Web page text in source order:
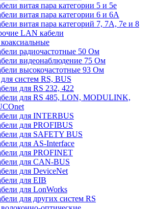
витая пара категории 5 и 5е
витая пара категории 6 и 6A
витая пара категорий 7, 7А, 7е и 8
LAN кабели
радиочастотные 50 Ом
видеонаблюдение 75 Ом
высокочастотные 93 Ом
систем RS, BUS
для RS 232, 422
для RS 485, LON, MODULINK,
для INTERBUS
для PROFIBUS
для SAFETY BUS
для AS-Interface
для PROFINET
для CAN-BUS
для DeviceNet
для EIB
для LonWorks
для других систем RS